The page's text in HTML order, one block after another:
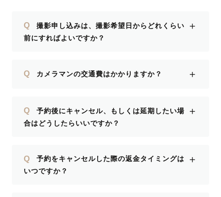
Q
撮影申し込みは、撮影希望日からどれくらい
前にすればよいですか？
＋
Q カメラマンの交通費はかかりますか？ ＋
Q
予約後にキャンセル、もしくは延期したい場
合はどうしたらいいですか？
＋
Q
予約をキャンセルした際の返金タイミングは
いつですか？
＋